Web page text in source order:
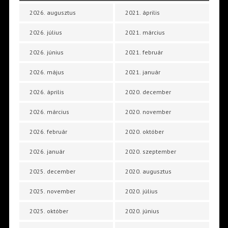
2026. augusztus
2026. július
2026. június
2026. május
2026. április
2026. március
2026. február
2026. január
2025. december
2025. november
2025. október
2021. április
2021. március
2021. február
2021. január
2020. december
2020. november
2020. október
2020. szeptember
2020. augusztus
2020. július
2020. június